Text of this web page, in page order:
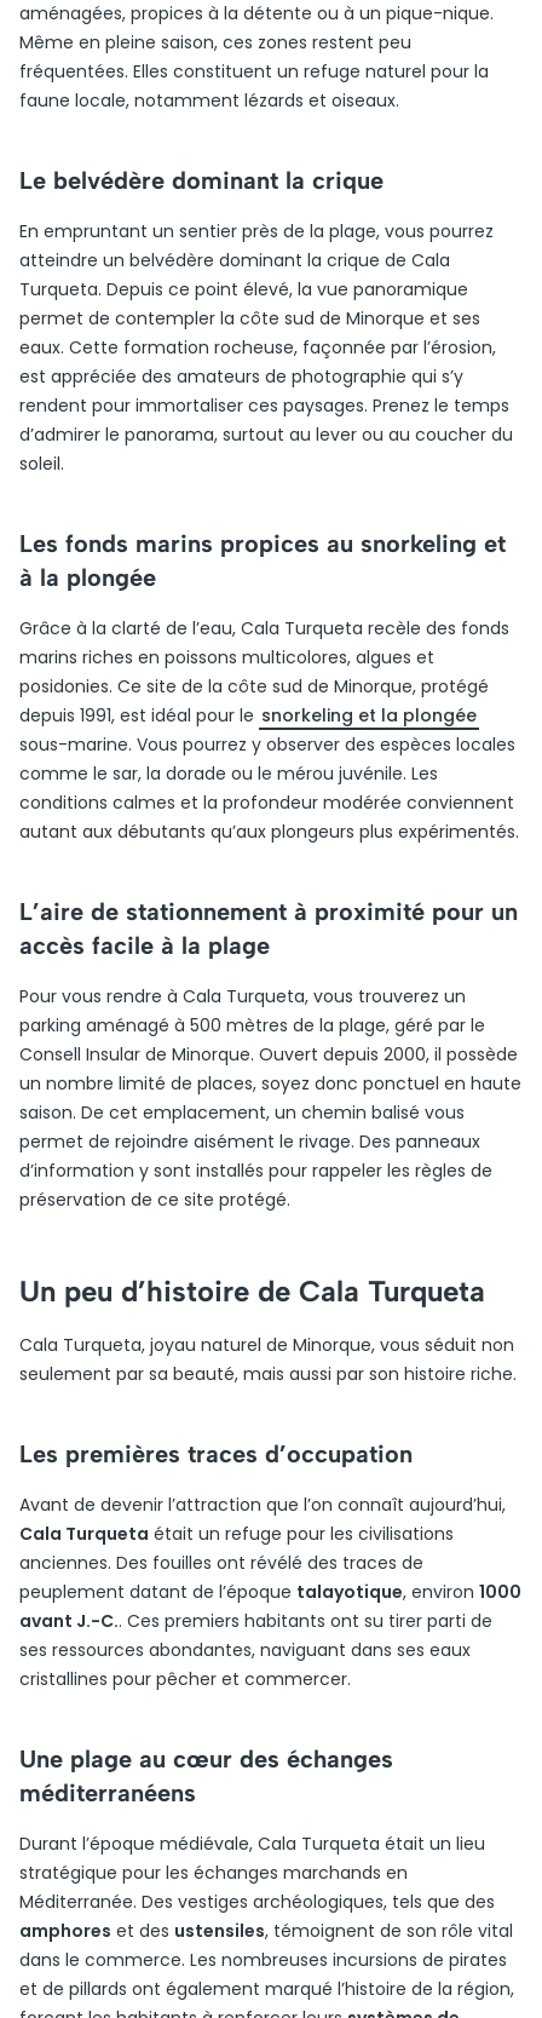
aménagées, propices à la détente ou à un pique-nique.
Même en pleine saison, ces zones restent peu
fréquentées. Elles constituent un refuge naturel pour la
faune locale, notamment lézards et oiseaux.
Le belvédère dominant la crique
En empruntant un sentier près de la plage, vous pourrez
atteindre un belvédère dominant la crique de Cala
Turqueta. Depuis ce point élevé, la vue panoramique
permet de contempler la côte sud de Minorque et ses
eaux. Cette formation rocheuse, façonnée par l’érosion,
est appréciée des amateurs de photographie qui s’y
rendent pour immortaliser ces paysages. Prenez le temps
d’admirer le panorama, surtout au lever ou au coucher du
soleil.
Les fonds marins propices au snorkeling et
à la plongée
Grâce à la clarté de l’eau, Cala Turqueta recèle des fonds
marins riches en poissons multicolores, algues et
posidonies. Ce site de la côte sud de Minorque, protégé
depuis 1991, est idéal pour le snorkeling et la plongée
sous-marine. Vous pourrez y observer des espèces locales
comme le sar, la dorade ou le mérou juvénile. Les
conditions calmes et la profondeur modérée conviennent
autant aux débutants qu’aux plongeurs plus expérimentés.
L’aire de stationnement à proximité pour un
accès facile à la plage
Pour vous rendre à Cala Turqueta, vous trouverez un
parking aménagé à 500 mètres de la plage, géré par le
Consell Insular de Minorque. Ouvert depuis 2000, il possède
un nombre limité de places, soyez donc ponctuel en haute
saison. De cet emplacement, un chemin balisé vous
permet de rejoindre aisément le rivage. Des panneaux
d’information y sont installés pour rappeler les règles de
préservation de ce site protégé.
Un peu d’histoire de Cala Turqueta
Cala Turqueta, joyau naturel de Minorque, vous séduit non
seulement par sa beauté, mais aussi par son histoire riche.
Les premières traces d’occupation
Avant de devenir l’attraction que l’on connaît aujourd’hui,
Cala Turqueta était un refuge pour les civilisations
anciennes. Des fouilles ont révélé des traces de
peuplement datant de l’époque talayotique, environ 1000
avant J.-C.. Ces premiers habitants ont su tirer parti de
ses ressources abondantes, naviguant dans ses eaux
cristallines pour pêcher et commercer.
Une plage au cœur des échanges
méditerranéens
Durant l’époque médiévale, Cala Turqueta était un lieu
stratégique pour les échanges marchands en
Méditerranée. Des vestiges archéologiques, tels que des
amphores et des ustensiles, témoignent de son rôle vital
dans le commerce. Les nombreuses incursions de pirates
et de pillards ont également marqué l’histoire de la région,